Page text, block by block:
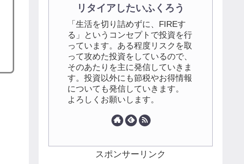
リタイアしたいふくろう
「生活を切り詰めずに、FIREす
る」というコンセプトで投資を行
っています。ある程度リスクを取
って攻めた投資をしているので、
そのあたりを主に発信していきま
す。投資以外にも節税やお得情報
についても発信していきます。
よろしくお願いします。
スポンサーリンク